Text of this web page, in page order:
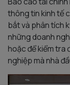
thông tin kinh tế
bắt và phân tích
những doanh
hoặc để kiểm tra
nghiệp mà nhà